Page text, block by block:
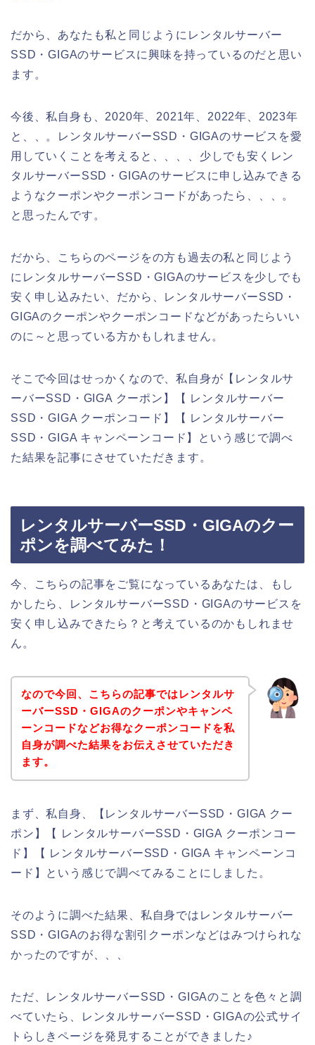
だから、あなたも私と同じようにレンタルサーバー
SSD・GIGAのサービスに興味を持っているのだと思い
ます。
今後、私自身も、2020年、2021年、2022年、2023年
と、、。レンタルサーバーSSD・GIGAのサービスを愛
用していくことを考えると、、、、少しでも安くレン
タルサーバーSSD・GIGAのサービスに申し込みできる
ようなクーポンやクーポンコードがあったら、、、。
と思ったんです。
だから、こちらのページをの方も過去の私と同じよう
にレンタルサーバーSSD・GIGAのサービスを少しでも
安く申し込みたい、だから、レンタルサーバーSSD・
GIGAのクーポンやクーポンコードなどがあったらいい
のに～と思っている方かもしれません。
そこで今回はせっかくなので、私自身が【レンタルサ
ーバーSSD・GIGA クーポン】【 レンタルサーバー
SSD・GIGA クーポンコード】【 レンタルサーバー
SSD・GIGA キャンペーンコード】という感じで調べ
た結果を記事にさせていただきます。
レンタルサーバーSSD・GIGAのクー
ポンを調べてみた！
今、こちらの記事をご覧になっているあなたは、もし
かしたら、レンタルサーバーSSD・GIGAのサービスを
安く申し込みできたら？と考えているのかもしれませ
ん。
なので今回、こちらの記事ではレンタルサ
ーバーSSD・GIGAのクーポンやキャンペ
ーンコードなどお得なクーポンコードを私
自身が調べた結果をお伝えさせていただき
ます。
まず、私自身、【レンタルサーバーSSD・GIGA クー
ポン】【 レンタルサーバーSSD・GIGA クーポンコー
ド】【 レンタルサーバーSSD・GIGA キャンペーンコ
ード】という感じで調べてみることにしました。
そのように調べた結果、私自身ではレンタルサーバー
SSD・GIGAのお得な割引クーポンなどはみつけられな
かったのですが、、、
ただ、レンタルサーバーSSD・GIGAのことを色々と調
べていたら、レンタルサーバーSSD・GIGAの公式サイ
トらしきページを発見することができました♪